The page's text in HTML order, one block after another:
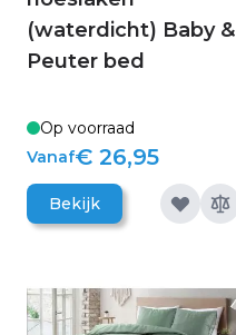
(waterdicht) Baby &
Peuter bed
Op voorraad
Vanaf€ 26,95
Bekijk